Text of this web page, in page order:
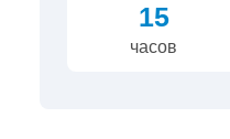
15
часов